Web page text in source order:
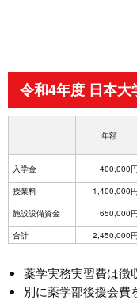
令和4年度 日本
年額
入学金 400,000円
授業料
1,400,000円
施設設備資金
650,000円
合計
2,450,000円
薬学実務実習費は徴
別に薬学部後援会費